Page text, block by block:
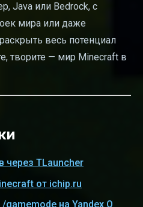
Java или Bedrock, с
мира или даже
весь потенциал
творите — мир Minecraft в
через TLauncher
от ichip.ru
на Yandex Q